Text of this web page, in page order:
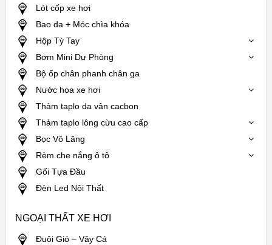
Lót cốp xe hơi
Bao da + Móc chìa khóa
Hộp Tỳ Tay
Bơm Mini Dự Phòng
Bộ ốp chân phanh chân ga
Nước hoa xe hơi
Thảm taplo da vân cacbon
Thảm taplo lông cừu cao cấp
Bọc Vô Lăng
Rèm che nắng ô tô
Gối Tựa Đầu
Đèn Led Nội Thất
NGOẠI THẤT XE HƠI
Đuôi Gió – Vây Cá